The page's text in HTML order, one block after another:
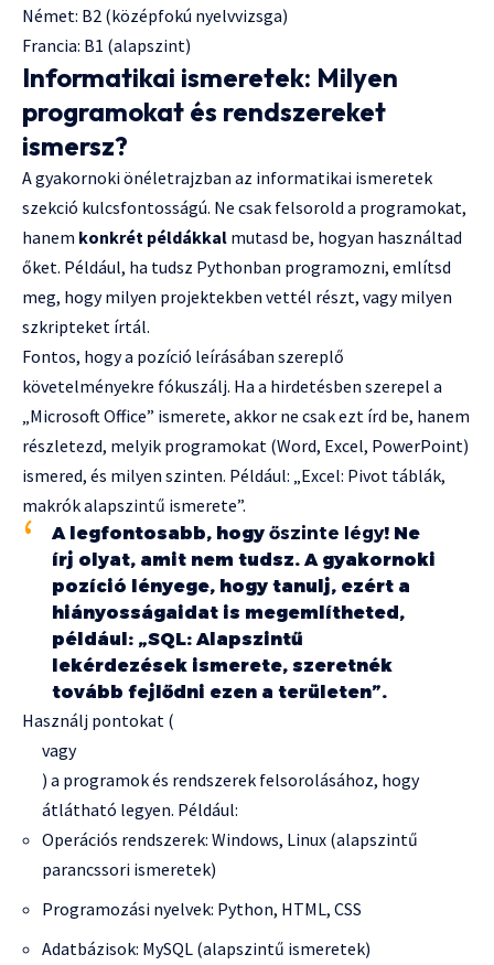
Német: B2 (középfokú nyelvvizsga)
Francia: B1 (alapszint)
Informatikai ismeretek: Milyen
programokat és rendszereket
ismersz?
A gyakornoki önéletrajzban az informatikai ismeretek
szekció kulcsfontosságú. Ne csak felsorold a programokat,
hanem konkrét példákkal mutasd be, hogyan használtad
őket. Például, ha tudsz Pythonban programozni, említsd
meg, hogy milyen projektekben vettél részt, vagy milyen
szkripteket írtál.
Fontos, hogy a pozíció leírásában szereplő
követelményekre fókuszálj. Ha a hirdetésben szerepel a
„Microsoft Office” ismerete, akkor ne csak ezt írd be, hanem
részletezd, melyik programokat (Word, Excel, PowerPoint)
ismered, és milyen szinten. Például: „Excel: Pivot táblák,
makrók alapszintű ismerete”.
A legfontosabb, hogy őszinte légy! Ne
írj olyat, amit nem tudsz. A gyakornoki
pozíció lényege, hogy tanulj, ezért a
hiányosságaidat is megemlítheted,
például: „SQL: Alapszintű
lekérdezések ismerete, szeretnék
tovább fejlődni ezen a területen”.
Használj pontokat (
vagy
) a programok és rendszerek felsorolásához, hogy
átlátható legyen. Például:
Operációs rendszerek: Windows, Linux (alapszintű
parancssori ismeretek)
Programozási nyelvek: Python, HTML, CSS
Adatbázisok: MySQL (alapszintű ismeretek)